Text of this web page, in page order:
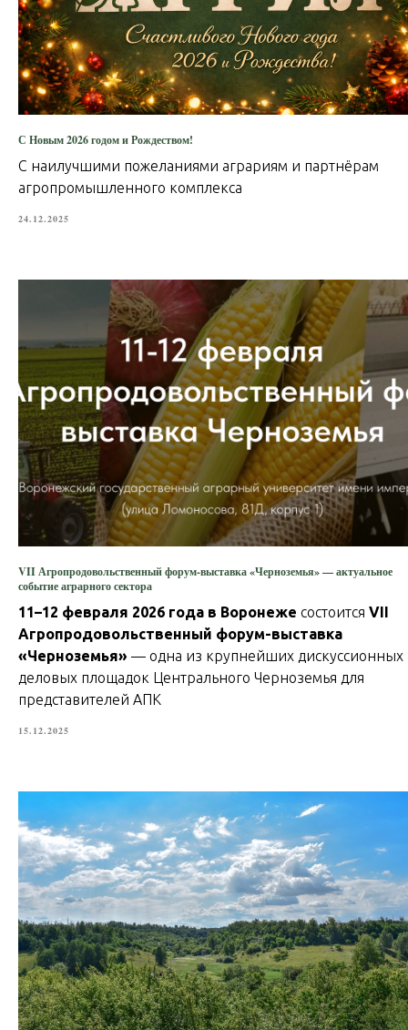
С Новым 2026 годом и Рождеством!
С наилучшими пожеланиями аграриям и партнёрам
агропромышленного комплекса
24.12.2025
VII Агропродовольственный форум-выставка «Черноземья» — актуальное
событие аграрного сектора
11–12 февраля 2026 года в Воронеже состоится VII
Агропродовольственный форум-выставка
«Черноземья» — одна из крупнейших дискуссионных
деловых площадок Центрального Черноземья для
представителей АПК
15.12.2025